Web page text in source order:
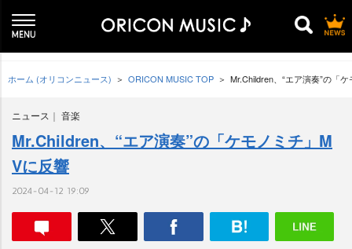
ホーム (オリコンニュース) ORICON MUSIC TOP Mr.Children、“エア演奏”の「
ニュース 音楽
Mr.Children、“エア演奏”の「ケモノミチ」M
Vに反響
2024-04-12 19:09